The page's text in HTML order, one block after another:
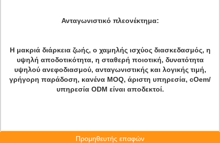
Ανταγωνιστικό πλεονέκτημα:
Η μακριά διάρκεια ζωής, ο χαμηλής ισχύος διασκεδασμός, η
υψηλή αποδοτικότητα, η σταθερή ποιοτική, δυνατότητα
υψηλού ανεφοδιασμού, ανταγωνιστικής και λογικής τιμή,
γρήγορη παράδοση, κανένα MOQ, άριστη υπηρεσία, cOem/
υπηρεσία ODM είναι αποδεκτοί.
Προμηθευτής επαφών